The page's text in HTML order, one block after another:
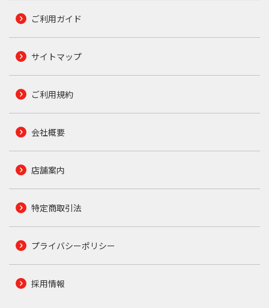
ご利用ガイド
サイトマップ
ご利用規約
会社概要
店舗案内
特定商取引法
プライバシーポリシー
採用情報